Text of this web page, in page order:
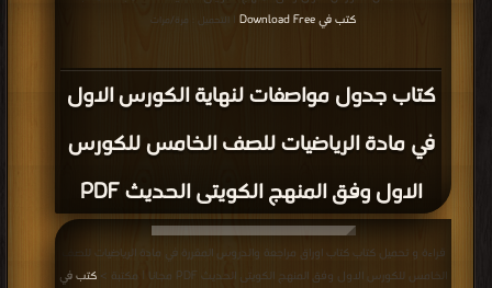
كتاب جدول مواصفات لنهاية الكورس الاول
في مادة الرياضيات للصف الخامس للكورس
الاول وفق المنهج الكويتى الحديث PDF
كتب في Download Free
| التحميل : مرة/مرات
قراءة و تحميل كتاب كتاب اوراق مراجعة والدروس المقررة في مادة الرياضيات للصف
الخامس للكورس الاول وفق المنهج الكويتى الحديث PDF مجانا | مكتبة >
كتب في